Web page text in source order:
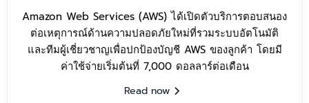
Amazon Web Services (AWS) ได้เปิดตัวบริการตอบสนอง
ต่อเหตุการณ์ด้านความปลอดภัยใหม่ที่รวมระบบอัตโนมัติ
และทีมผู้เชี่ยวชาญเพื่อปกป้องบัญชี AWS ของลูกค้า โดยมี
ค่าใช้จ่ายเริ่มต้นที่ 7,000 ดอลลาร์ต่อเดือน
Read now